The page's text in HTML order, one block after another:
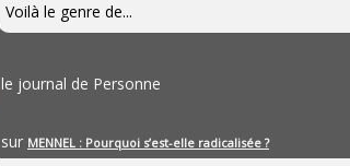
Voilà le genre de...
le journal de Personne
sur MENNEL : Pourquoi s’est-elle radicalisée ?